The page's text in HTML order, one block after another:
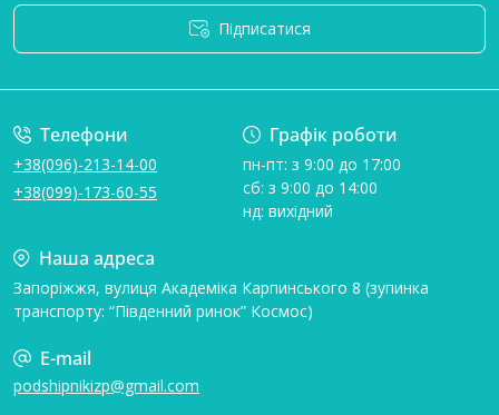
Підписатися
Телефони
+38(096)-213-14-00
+38(099)-173-60-55
Графік роботи
пн-пт: з 9:00 до 17:00
сб: з 9:00 до 14:00
нд: вихідний
Наша адреса
Запоріжжя, вулиця Академіка Карпинського 8 (зупинка
транспорту: “Південний ринок” Космос)
E-mail
podshipnikizp@gmail.com